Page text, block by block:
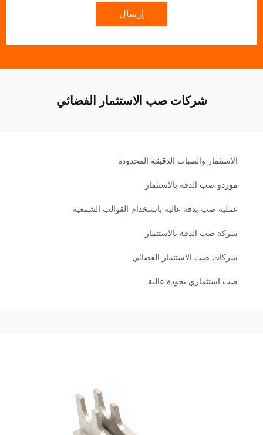
إرسال
شركات صب الاستثمار الفضائي
الاستثمار والصبات الدقيقة المحدودة
موردو صب الدقة بالاستثمار
عملية صب بدقة عالية باستخدام القوالب الشمعية
شركة صب الدقة بالاستثمار
شركات صب الاستثمار الفضائي
صب استثماري بجودة عالية